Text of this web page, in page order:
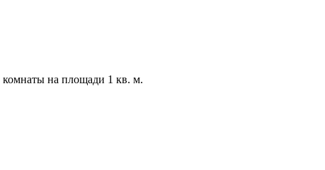
на площади 1 кв. м.